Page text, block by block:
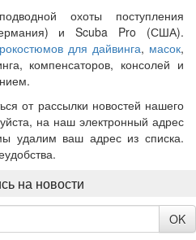
охоты поступления
и Scuba Pro (США).
для дайвинга, масок,
компенсаторов, консолей и
от рассылки новостей нашего
на наш электронный адрес
удалим ваш адрес из списка.
на новости
OK